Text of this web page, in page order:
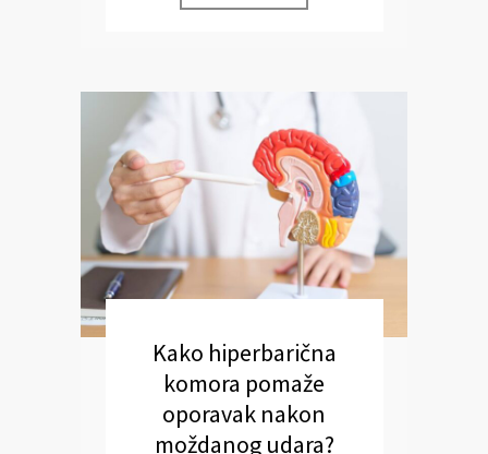
Kako hiperbarična
komora pomaže
oporavak nakon
moždanog udara?